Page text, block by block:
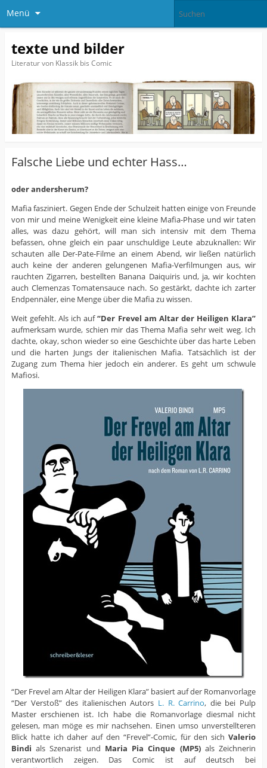
Menü
texte und bilder
Literatur von Klassik bis Comic
Falsche Liebe und echter Hass…
oder andersherum?
Mafia fasziniert. Gegen Ende der Schulzeit hatten einige von Freunde
von mir und meine Wenigkeit eine kleine Mafia-Phase und wir taten
alles, was dazu gehört, will man sich intensiv mit dem Thema
befassen, ohne gleich ein paar unschuldige Leute abzuknallen: Wir
schauten alle Der-Pate-Filme an einem Abend, wir ließen natürlich
auch keine der anderen gelungenen Mafia-Verfilmungen aus, wir
rauchten Zigarren, bestellten Banana Daiquiris und, ja, wir kochten
auch Clemenzas Tomatensauce nach. So gestärkt, dachte ich zarter
Endpennäler, eine Menge über die Mafia zu wissen.
Weit gefehlt. Als ich auf“Der Frevel am Altar der Heiligen Klara”
aufmerksam wurde, schien mir das Thema Mafia sehr weit weg. Ich
dachte, okay, schon wieder so eine Geschichte über das harte Leben
und die harten Jungs der italienischen Mafia. Tatsächlich ist der
Zugang zum Thema hier jedoch ein anderer. Es geht um schwule
Mafiosi.
“Der Frevel am Altar der Heiligen Klara” basiert auf der Romanvorlage
“Der Verstoß” des italienischen Autors L. R. Carrino, die bei Pulp
Master erschienen ist. Ich habe die Romanvorlage diesmal nicht
gelesen, man möge es mir nachsehen. Einen umso unverstellteren
Blick hatte ich daher auf den “Frevel”-Comic, für den sichValerio
Bindi als Szenarist und Maria Pia Cinque (MP5)als Zeichnerin
verantwortlich zeigen. Das Comic ist auf deutsch bei